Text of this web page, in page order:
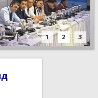
1 2 3